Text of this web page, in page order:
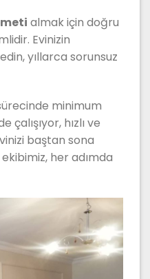
almak için doğru
Evinizin
yıllarca sorunsuz
minimum
çalışıyor, hızlı ve
baştan sona
her adımda